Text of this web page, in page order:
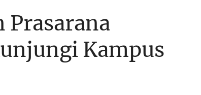
Prasarana
Kampus